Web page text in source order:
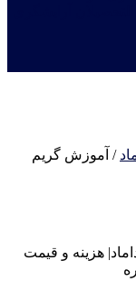
/ آموزش گریم
هزینه و قیمت